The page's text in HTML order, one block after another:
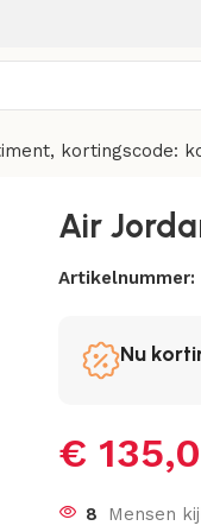
kortingscode:
Air
Artikelnummer:
Nu
€
8 Mensen